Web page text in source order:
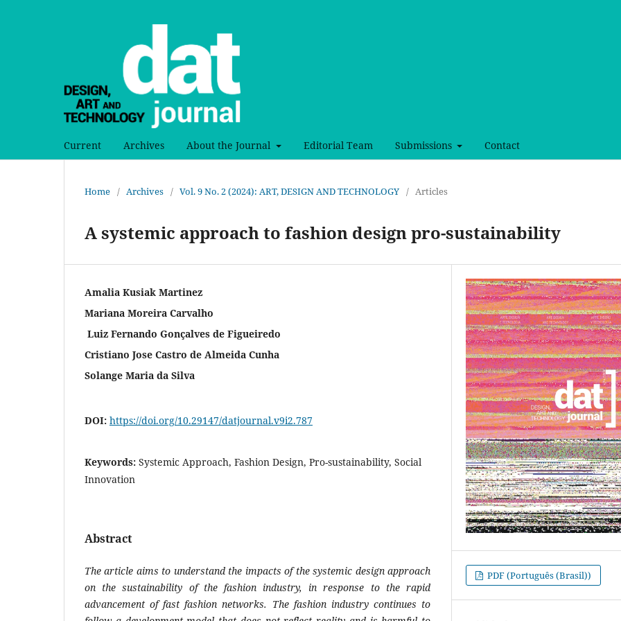
Current Archives About the Journal Editorial Team Submissions Contact
Home / Archives / Vol. 9 No. 2 (2024): ART, DESIGN AND TECHNOLOGY / Articles
A systemic approach to fashion design pro-sustainability
Amalia Kusiak Martinez
Mariana Moreira Carvalho
Luiz Fernando Gonçalves de Figueiredo
Cristiano Jose Castro de Almeida Cunha
Solange Maria da Silva
DOI: https://doi.org/10.29147/datjournal.v9i2.787
Keywords: Systemic Approach, Fashion Design, Pro-sustainability, Social
Innovation
Abstract
The article aims to understand the impacts of the systemic design approach
on the sustainability of the fashion industry, in response to the rapid
advancement of fast fashion networks. The fashion industry continues to
PDF (Português (Brasil))